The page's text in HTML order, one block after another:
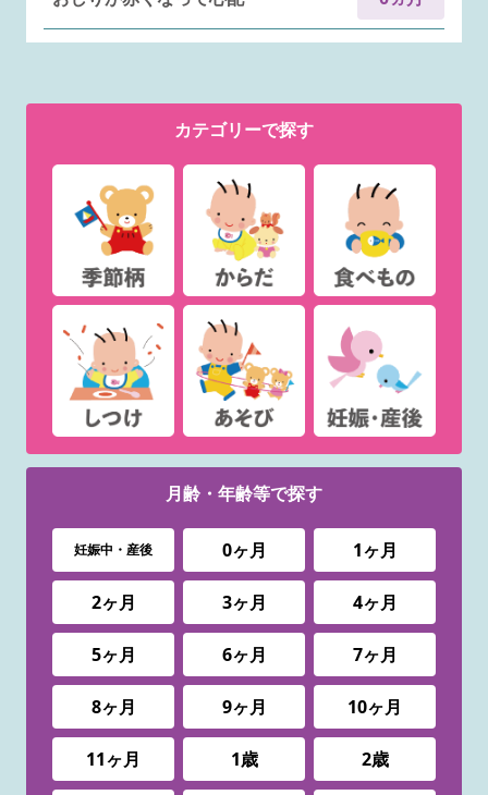
カテゴリーで探す
月齢・年齢等で探す
妊娠中・産後 0ヶ月 1ヶ月
2ヶ月 3ヶ月 4ヶ月
5ヶ月 6ヶ月 7ヶ月
8ヶ月 9ヶ月 10ヶ月
11ヶ月 1歳 2歳